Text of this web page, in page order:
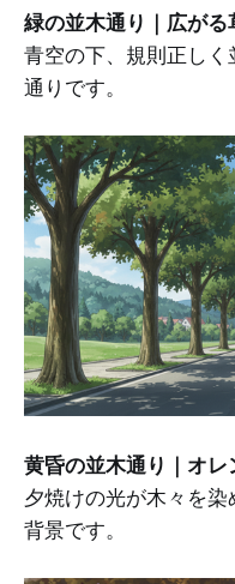
緑の並木通り｜広が
青空の下、規則正し
通りです。
黄昏の並木通り｜オ
夕焼けの光が木々を
背景です。